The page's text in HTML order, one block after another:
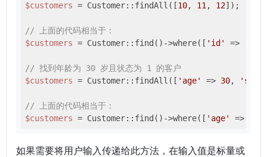
$customers = Customer::findAll([10, 11 , 12]);
// 上面的代码相当于：
$customers = Customer::find()->where([ 'id' => [
// 找到年龄为 30 岁且状态为 1 的客户
$customers = Customer::findAll([ 'age' => 30,
// 上面的代码相当于：
$customers = Customer::find()->where([ 'age' =>
如果需要将用户输入传递给此方法，在输入值是标量或